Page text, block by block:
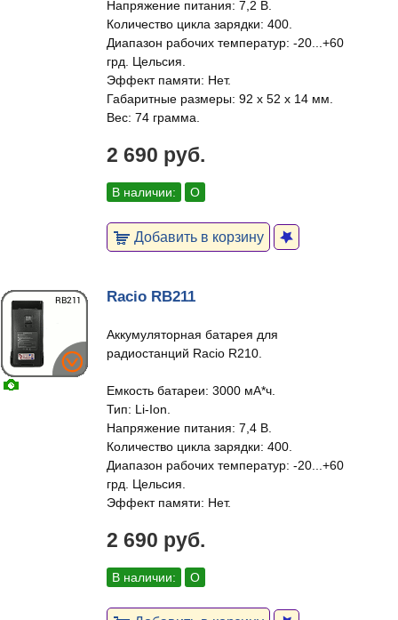
Напряжение питания: 7,2 В.
Количество цикла зарядки: 400.
Диапазон рабочих температур: -20...+60
грд. Цельсия.
Эффект памяти: Нет.
Габаритные размеры: 92 х 52 х 14 мм.
Вес: 74 грамма.
2 690 руб.
В наличии: О
Добавить в корзину
Racio RB211
Аккумуляторная батарея для
радиостанций Racio R210.
Емкость батареи: 3000 мА*ч.
Тип: Li-Ion.
Напряжение питания: 7,4 В.
Количество цикла зарядки: 400.
Диапазон рабочих температур: -20...+60
грд. Цельсия.
Эффект памяти: Нет.
2 690 руб.
В наличии: О